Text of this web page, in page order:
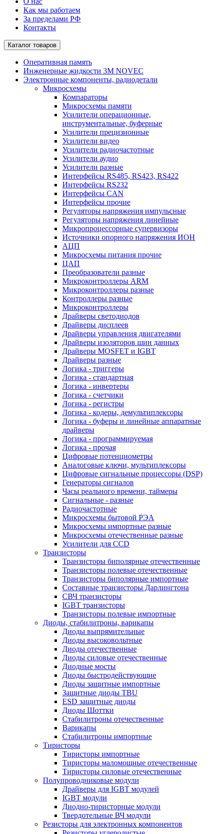
Как мы работаем
За пределами РФ
Контакты
Каталог товаров
Оперативная память
Инженерные жидкости 3M NOVEC
Электронные компоненты, радиодетали
Микросхемы
Компараторы
Микросхемы памяти
Усилители операционные,
инструментальные, буферные
Усилители прецизионные
Усилители видео
Усилители радиочастотные
Усилители аудио
Усилители разные
Интерфейсы RS485, RS423, RS422
Интерфейсы RS232
Интерфейсы CAN
Интерфейсы прочие
Регуляторы напряжения импульсные
Регуляторы напряжения линейные
Микропроцессорные супервизоры
Источники опорного напряжения ИОН
АЦП
Микросхемы питания прочие
ЦАП
Преобразователи разные
Микроконтроллеры ARM
Микроконтроллеры разные
Контроллеры разные
Микроконтроллеры
Драйверы светодиодов
Драйверы дисплеев
Драйверы управления двигателями
Драйверы изоляторов шин данных
Драйверы MOSFET и IGBT
Драйверы разные
Логика - триггеры
Логика - стандартная
Логика - инвертеры
Логика - счетчики
Логика - регистры
Логика - кодеры, демультиплексоры
Логика - буферы и линейные аппаратные
драйверы
Логика - программируемая
Логика - прочая
Цифровые потенциометры
Аналоговые ключи, мультиплексоры
Цифровые сигнальные процессоры (DSP)
Генераторы сигналов
Часы реального времени, таймеры
Сигнальные - разные
Радиочастотные
Микросхемы бытовой РЭА
Микросхемы импортные разные
Микросхемы отечественные разные
Усилители для CCD
Транзисторы
Транзисторы биполярные отечественные
Транзисторы полевые отечественные
Транзисторы биполярные импортные
Составные транзисторы Дарлингтона
СВЧ транзисторы
IGBT транзисторы
Транзисторы полевые импортные
Диоды, стабилитроны, варикапы
Диоды выпрямительные
Диоды высоковольтные
Диоды отечественные
Диоды силовые отечественные
Диодные мосты
Диоды быстродействующие
Диоды защитные импортные
Защитные диоды TBU
ESD защитные диоды
Диоды Шоттки
Стабилитроны отечественные
Варикапы
Стабилитроны импортные
Тиристоры
Тиристоры импортные
Тиристоры маломощные отечественные
Тиристоры силовые отечественные
Полупроводниковые модули
Драйверы для IGBT модулей
IGBT модули
Диодно-тиристорные модули
Твердотельные ВЧ модули
Резисторы для электронных компонентов